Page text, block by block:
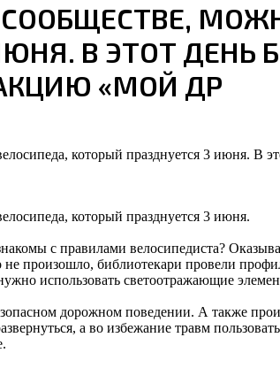
В ЭТОТ ДЕНЬ
«МОЙ ДР
который празднуется 3 июня. В
который празднуется 3 июня.
с правилами велосипедиста?
произошло, библиотекари провели
использовать светоотражающие
дорожном поведении. А также
а во избежание травм